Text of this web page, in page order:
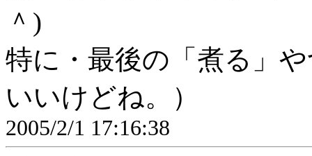
＾)
特に・最後の「煮る」
いいけどね。）
2005/2/1 17:16:38